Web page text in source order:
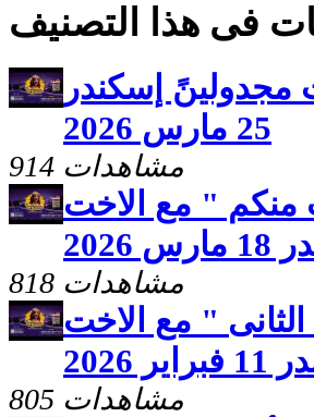
فى هذا التصنيف
إسكندر
25 مارس 2026
914 مشاهدات
منكم " مع الاخت
818 مشاهدات
" مع الاخت
805 مشاهدات